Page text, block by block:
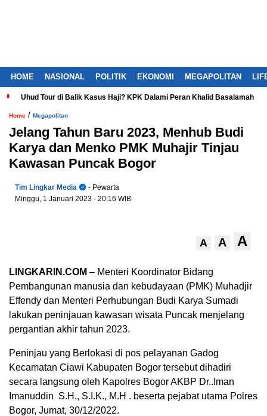
HOME NASIONAL POLITIK EKONOMI MEGAPOLITAN
Uhud Tour di Balik Kasus Haji? KPK Dalami Peran Khalid Basalamah
Home / Megapolitan
Jelang Tahun Baru 2023, Menhub Budi
Karya dan Menko PMK Muhajir Tinjau
Kawasan Puncak Bogor
Tim Lingkar Media
- Pewarta
Minggu, 1 Januari 2023 - 20:16 WIB
A A A
LINGKARIN.COM – Menteri Koordinator Bidang
Pembangunan manusia dan kebudayaan (PMK) Muhadjir
Effendy dan Menteri Perhubungan Budi Karya Sumadi
lakukan peninjauan kawasan wisata Puncak menjelang
pergantian akhir tahun 2023.
Peninjau yang Berlokasi di pos pelayanan Gadog
Kecamatan Ciawi Kabupaten Bogor tersebut dihadiri
secara langsung oleh Kapolres Bogor AKBP Dr..Iman
Imanuddin S.H., S.I.K., M.H . beserta pejabat utama Polres
Bogor, Jumat, 30/12/2022.